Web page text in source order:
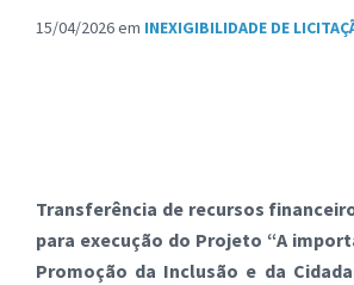
15/04/2026em INEXIGIBILIDADE DE
Transferência de recursos
para execução do Projeto “A
Promoção da Inclusão e da